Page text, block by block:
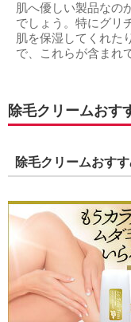
肌へ優しい製品なの
でしょう。特にグリ
肌を保湿してくれた
で、これらが含まれ
除毛クリームおす
除毛クリームおす